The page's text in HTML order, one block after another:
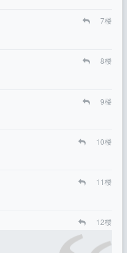
7楼
8楼
9楼
10楼
11楼
12楼